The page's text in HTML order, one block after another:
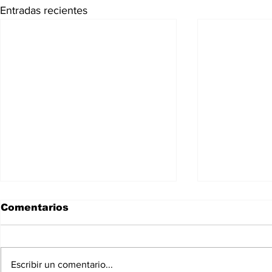
Entradas recientes
Comentarios
Escribir un comentario...